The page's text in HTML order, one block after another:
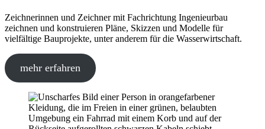
Zeichnerinnen und Zeichner mit Fachrichtung Ingenieurbau
zeichnen und konstruieren Pläne, Skizzen und Modelle für
vielfältige Bauprojekte, unter anderem für die Wasserwirtschaft.
mehr erfahren